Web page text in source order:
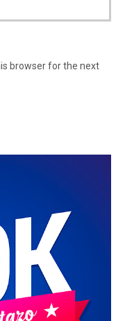
browser for the next